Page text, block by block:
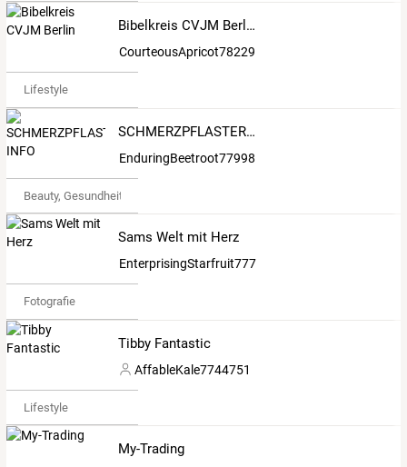
Bibelkreis CVJM Berlin
CourteousApricot7822917
Lifestyle
SCHMERZPFLASTER-INFO
EnduringBeetroot7799858
Beauty, Gesundheit & Fitness
Sams Welt mit Herz
EnterprisingStarfruit7770023
Fotografie
Tibby Fantastic
AffableKale7744751
Lifestyle
My-Trading